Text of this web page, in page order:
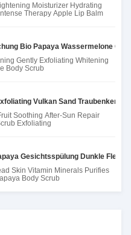
Moisturizer Hydrating
Therapy Apple Lip Balm
Bio Papaya Wassermelone
Gently Exfoliating Whitening
Body Scrub
Vulkan Sand
Soothing After-Sun Repair
Exfoliating
Gesichtsspülung Dunkle
Skin Vitamin Minerals Purifies
Body Scrub